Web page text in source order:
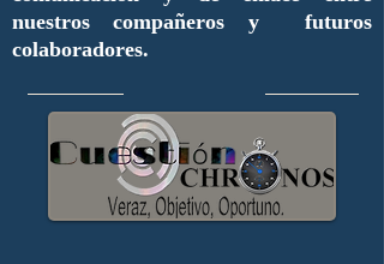
nuestros compañeros y futuros
colaboradores.